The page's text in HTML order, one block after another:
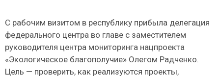
С рабочим визитом в республику прибыла делегация
федерального центра во главе с заместителем
руководителя центра мониторинга нацпроекта
«Экологическое благополучие» Олегом Радченко.
Цель — проверить, как реализуются проекты,